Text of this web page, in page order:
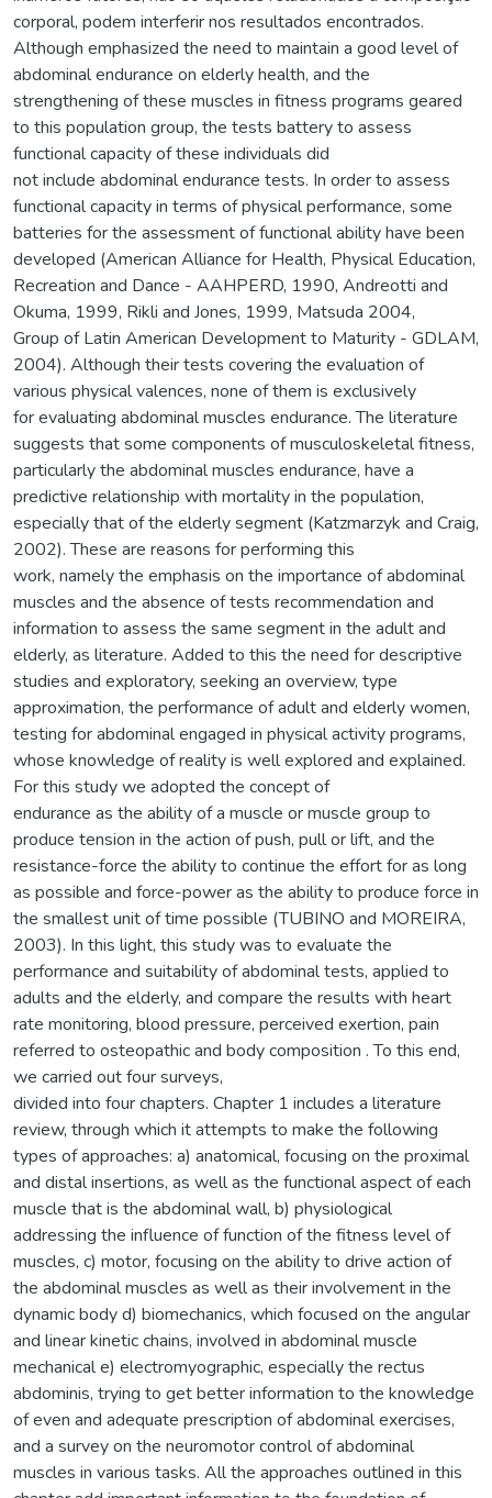
corporal, podem interferir nos resultados encontrados.
Although emphasized the need to maintain a good level of
abdominal endurance on elderly health, and the
strengthening of these muscles in fitness programs geared
to this population group, the tests battery to assess
functional capacity of these individuals did
not include abdominal endurance tests. In order to assess
functional capacity in terms of physical performance, some
batteries for the assessment of functional ability have been
developed (American Alliance for Health, Physical Education,
Recreation and Dance - AAHPERD, 1990, Andreotti and
Okuma, 1999, Rikli and Jones, 1999, Matsuda 2004,
Group of Latin American Development to Maturity - GDLAM,
2004). Although their tests covering the evaluation of
various physical valences, none of them is exclusively
for evaluating abdominal muscles endurance. The literature
suggests that some components of musculoskeletal fitness,
particularly the abdominal muscles endurance, have a
predictive relationship with mortality in the population,
especially that of the elderly segment (Katzmarzyk and Craig,
2002). These are reasons for performing this
work, namely the emphasis on the importance of abdominal
muscles and the absence of tests recommendation and
information to assess the same segment in the adult and
elderly, as literature. Added to this the need for descriptive
studies and exploratory, seeking an overview, type
approximation, the performance of adult and elderly women,
testing for abdominal engaged in physical activity programs,
whose knowledge of reality is well explored and explained.
For this study we adopted the concept of
endurance as the ability of a muscle or muscle group to
produce tension in the action of push, pull or lift, and the
resistance-force the ability to continue the effort for as long
as possible and force-power as the ability to produce force in
the smallest unit of time possible (TUBINO and MOREIRA,
2003). In this light, this study was to evaluate the
performance and suitability of abdominal tests, applied to
adults and the elderly, and compare the results with heart
rate monitoring, blood pressure, perceived exertion, pain
referred to osteopathic and body composition . To this end,
we carried out four surveys,
divided into four chapters. Chapter 1 includes a literature
review, through which it attempts to make the following
types of approaches: a) anatomical, focusing on the proximal
and distal insertions, as well as the functional aspect of each
muscle that is the abdominal wall, b) physiological
addressing the influence of function of the fitness level of
muscles, c) motor, focusing on the ability to drive action of
the abdominal muscles as well as their involvement in the
dynamic body d) biomechanics, which focused on the angular
and linear kinetic chains, involved in abdominal muscle
mechanical e) electromyographic, especially the rectus
abdominis, trying to get better information to the knowledge
of even and adequate prescription of abdominal exercises,
and a survey on the neuromotor control of abdominal
muscles in various tasks. All the approaches outlined in this